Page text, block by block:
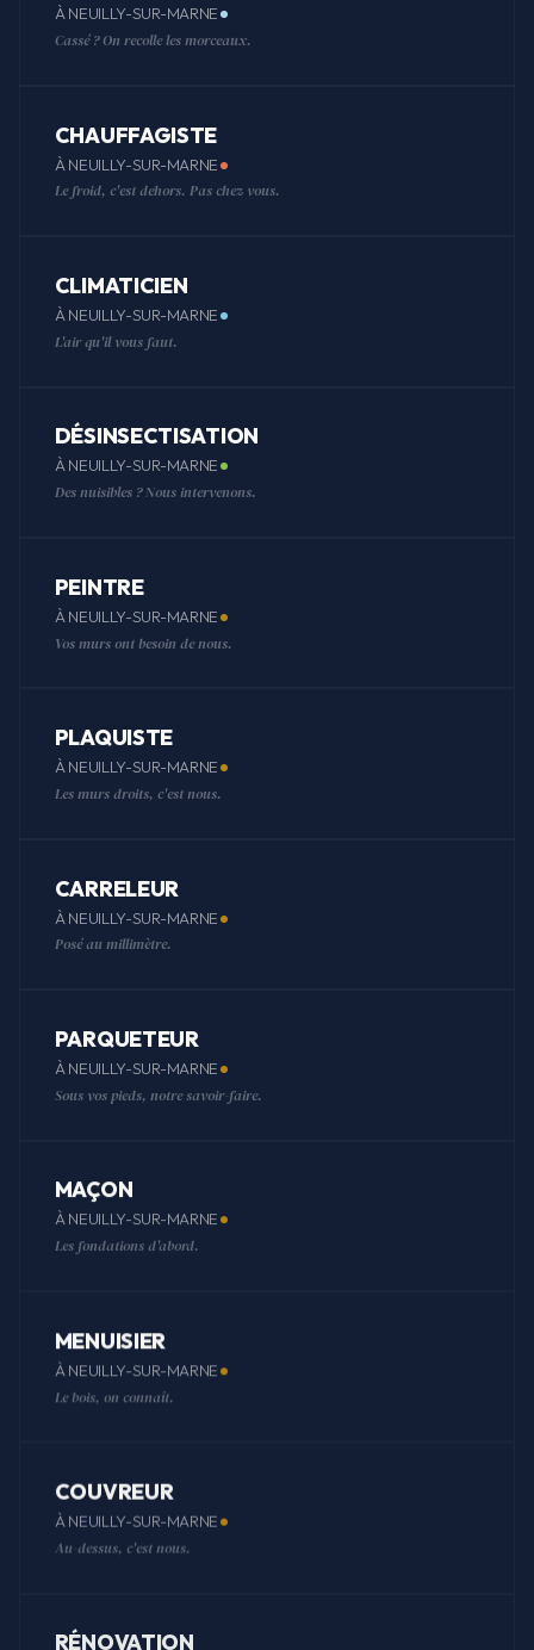
À NEUILLY-SUR-MARNE
Cassé ? On recolle les morceaux.
CHAUFFAGISTE
À NEUILLY-SUR-MARNE
Le froid, c'est dehors. Pas chez vous.
CLIMATICIEN
À NEUILLY-SUR-MARNE
L'air qu'il vous faut.
DÉSINSECTISATION
À NEUILLY-SUR-MARNE
Des nuisibles ? Nous intervenons.
PEINTRE
À NEUILLY-SUR-MARNE
Vos murs ont besoin de nous.
PLAQUISTE
À NEUILLY-SUR-MARNE
Les murs droits, c'est nous.
CARRELEUR
À NEUILLY-SUR-MARNE
Posé au millimètre.
PARQUETEUR
À NEUILLY-SUR-MARNE
Sous vos pieds, notre savoir-faire.
MAÇON
À NEUILLY-SUR-MARNE
Les fondations d'abord.
MENUISIER
À NEUILLY-SUR-MARNE
Le bois, on connaît.
COUVREUR
À NEUILLY-SUR-MARNE
Au-dessus, c'est nous.
RÉNOVATION